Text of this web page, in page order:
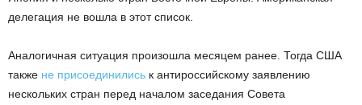
делегация не вошла в этот список.
Аналогичная ситуация произошла месяцем ранее. Тогда США
также не присоединились к антироссийскому заявлению
нескольких стран перед началом заседания Совета